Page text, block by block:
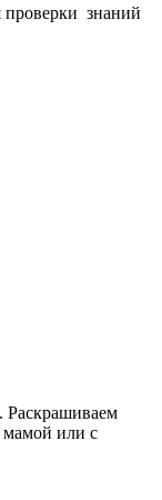
проверки знаний
Раскрашиваем
мамой или с